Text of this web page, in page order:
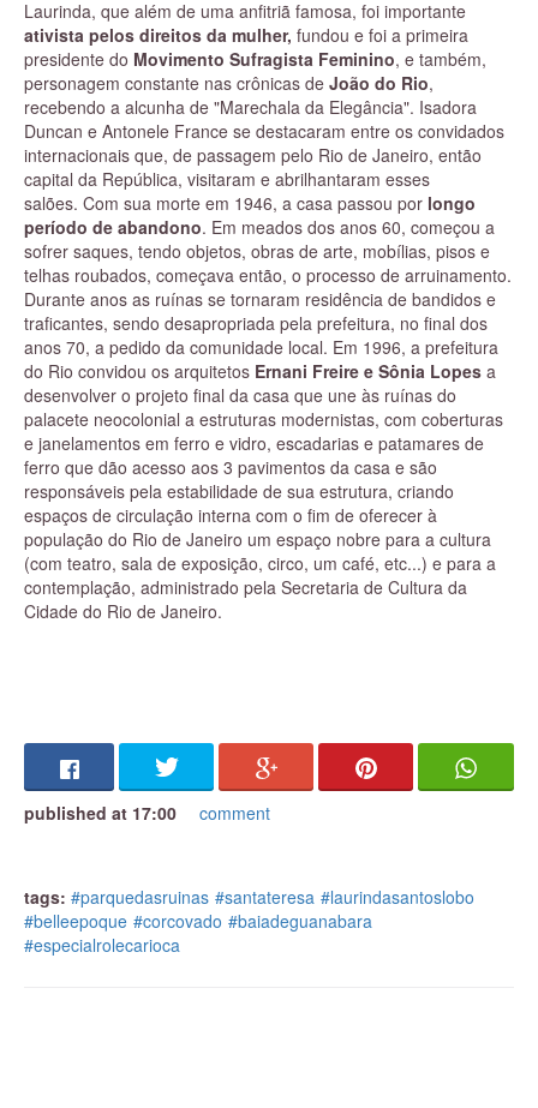
Laurinda, que além de uma anfitriã famosa, foi importante
ativista pelos direitos da mulher, fundou e foi a primeira
presidente do Movimento Sufragista Feminino, e também,
personagem constante nas crônicas de João do Rio,
recebendo a alcunha de "Marechala da Elegância". Isadora
Duncan e Antonele France se destacaram entre os convidados
internacionais que, de passagem pelo Rio de Janeiro, então
capital da República, visitaram e abrilhantaram esses
salões. Com sua morte em 1946, a casa passou por longo
período de abandono. Em meados dos anos 60, começou a
sofrer saques, tendo objetos, obras de arte, mobílias, pisos e
telhas roubados, começava então, o processo de arruinamento.
Durante anos as ruínas se tornaram residência de bandidos e
traficantes, sendo desapropriada pela prefeitura, no final dos
anos 70, a pedido da comunidade local. Em 1996, a prefeitura
do Rio convidou os arquitetos Ernani Freire e Sônia Lopes a
desenvolver o projeto final da casa que une às ruínas do
palacete neocolonial a estruturas modernistas, com coberturas
e janelamentos em ferro e vidro, escadarias e patamares de
ferro que dão acesso aos 3 pavimentos da casa e são
responsáveis pela estabilidade de sua estrutura, criando
espaços de circulação interna com o fim de oferecer à
população do Rio de Janeiro um espaço nobre para a cultura
(com teatro, sala de exposição, circo, um café, etc...) e para a
contemplação, administrado pela Secretaria de Cultura da
Cidade do Rio de Janeiro.
published at 17:00 comment
tags: #parquedasruinas #santateresa #laurindasantoslobo
#belleepoque #corcovado #baiadeguanabara
#especialrolecarioca